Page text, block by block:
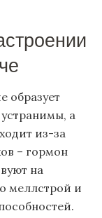
образует
а
из-за
– гормон
на
меллстрой и